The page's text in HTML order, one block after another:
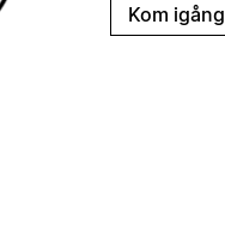
Kom igång